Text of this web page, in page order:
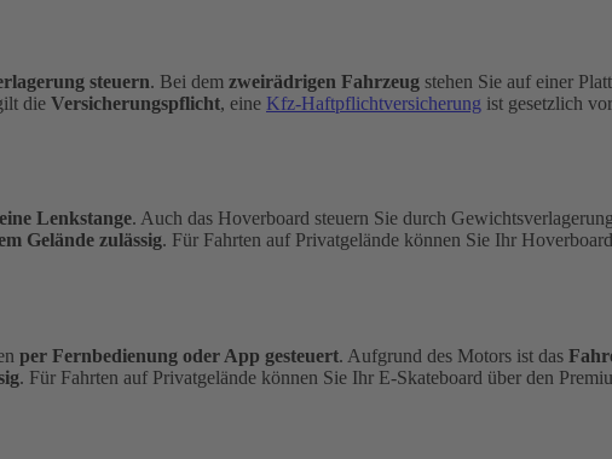
steuern. Bei dem zweirädrigen Fahrzeug stehen Sie auf einer
die Versicherungspflicht, eine Kfz-Haftpflichtversicherung ist gesetzlich
Lenkstange. Auch das Hoverboard steuern Sie durch Gewichtsverlagerung
Gelände zulässig. Für Fahrten auf Privatgelände können Sie Ihr
per Fernbedienung oder App gesteuert. Aufgrund des Motors ist das
. Für Fahrten auf Privatgelände können Sie Ihr E-Skateboard über den